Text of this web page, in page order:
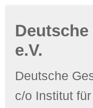
e.V.
Deutsche
c/o Institut